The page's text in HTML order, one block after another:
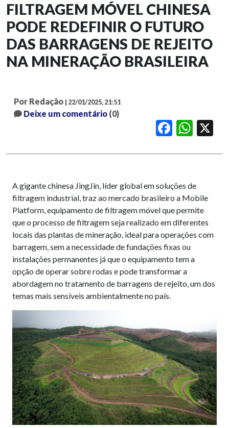
FILTRAGEM MÓVEL CHINESA
PODE REDEFINIR O FUTURO
DAS BARRAGENS DE REJEITO
NA MINERAÇÃO BRASILEIRA
Por Redação | 22/01/2025, 21:51
Deixe um comentário (0)
FacebookWhatsApp
A gigante chinesa JingJin, líder global em soluções de
filtragem industrial, traz ao mercado brasileiro a Mobile
Platform, equipamento de filtragem móvel que permite
que o processo de filtragem seja realizado em diferentes
locais das plantas de mineração, ideal para operações com
barragem, sem a necessidade de fundações fixas ou
instalações permanentes já que o equipamento tem a
opção de operar sobre rodas e pode transformar a
abordagem no tratamento de barragens de rejeito, um dos
temas mais sensíveis ambientalmente no país.